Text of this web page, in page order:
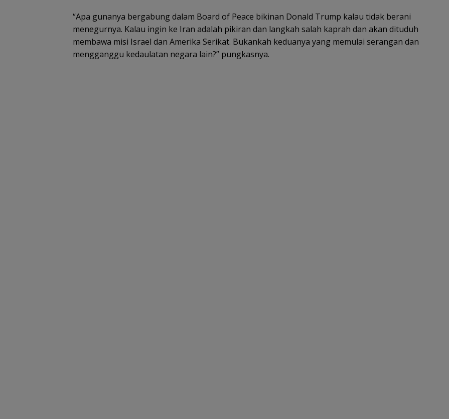
“Apa gunanya bergabung dalam Board of Peace bikinan Donald Trump kalau tidak berani
menegurnya. Kalau ingin ke Iran adalah pikiran dan langkah salah kaprah dan akan dituduh
membawa misi Israel dan Amerika Serikat. Bukankah keduanya yang memulai serangan dan
mengganggu kedaulatan negara lain?” pungkasnya.